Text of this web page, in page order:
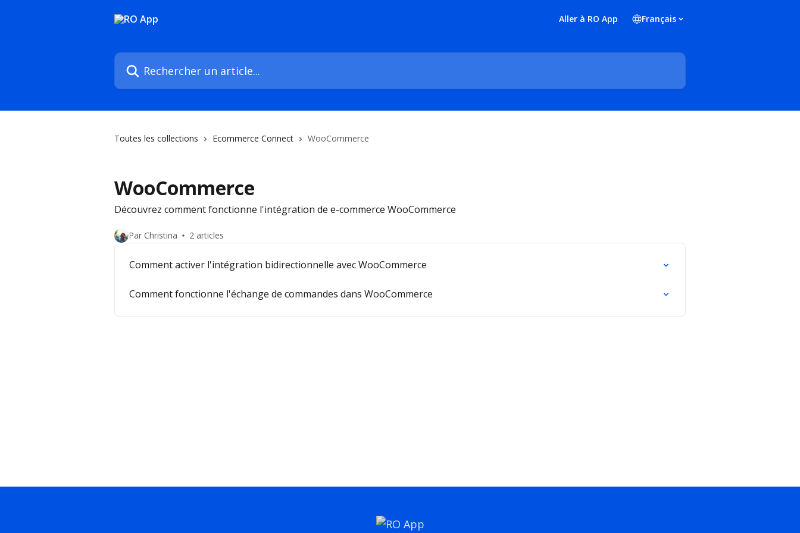
Aller à RO App Français
Rechercher un article...
Toutes les collections Ecommerce Connect WooCommerce
WooCommerce
Découvrez comment fonctionne l'intégration de e-commerce WooCommerce
Par Christina 2 articles
Comment activer l'intégration bidirectionnelle avec WooCommerce
Comment fonctionne l'échange de commandes dans WooCommerce